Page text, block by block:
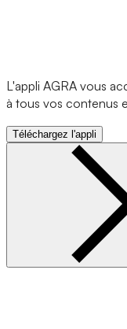
L'appli AGRA vous
à tous vos contenus
Téléchargez l'appli